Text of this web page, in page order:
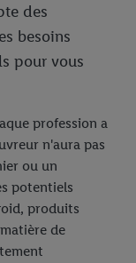
des
besoins
pour vous
profession a
n'aura pas
ou un
potentiels
produits
de